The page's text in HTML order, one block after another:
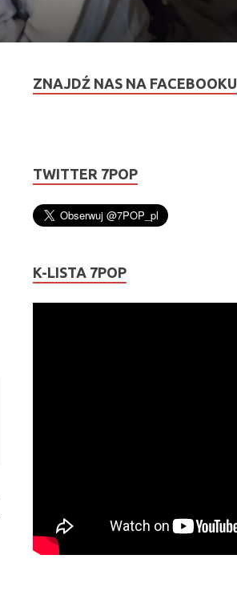
ZNAJDŹ NAS NA FACEBOOKU
TWITTER 7POP
K-LISTA 7POP